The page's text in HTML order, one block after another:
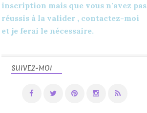
SUIVEZ-MOI
inscription mais que vous n'avez pas
réussis à la valider , contactez-moi
et je ferai le nécessaire.